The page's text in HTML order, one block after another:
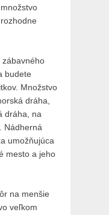
zábavného
budete
Množstvo
dráha,
dráha, na
Nádherná
umožňujúca
mesto a jeho
na menšie
veľkom